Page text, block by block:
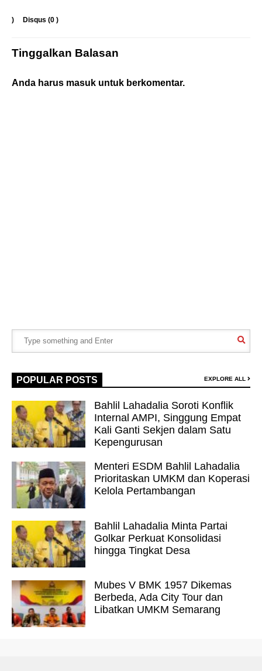
) Disqus (0 )
Tinggalkan Balasan
Anda harus masuk untuk berkomentar.
POPULAR POSTS EXPLORE ALL
Bahlil Lahadalia Soroti Konflik
Internal AMPI, Singgung Empat
Kali Ganti Sekjen dalam Satu
Kepengurusan
Menteri ESDM Bahlil Lahadalia
Prioritaskan UMKM dan Koperasi
Kelola Pertambangan
Bahlil Lahadalia Minta Partai
Golkar Perkuat Konsolidasi
hingga Tingkat Desa
Mubes V BMK 1957 Dikemas
Berbeda, Ada City Tour dan
Libatkan UMKM Semarang